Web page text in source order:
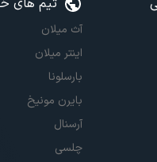
آث میلان
اینتر میلان
بارسلونا
بایرن مونیخ
آرسنال
چلسی